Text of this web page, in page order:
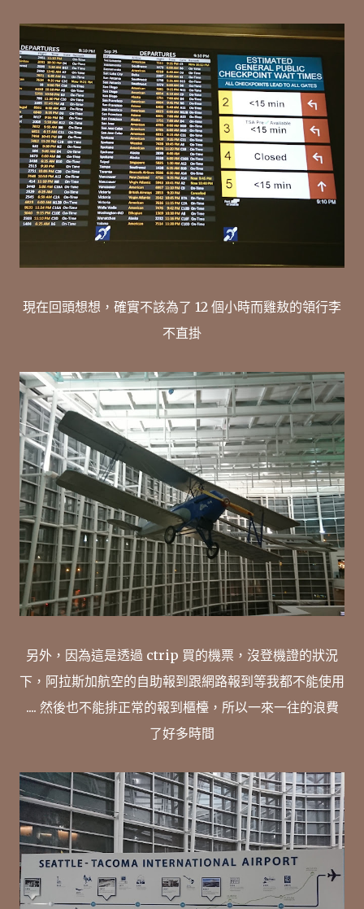
現在回頭想想，確實不該為了 12 個小時而雞敖的領行李
不直掛
另外，因為這是透過 ctrip 買的機票，沒登機證的狀況
下，阿拉斯加航空的自助報到跟網路報到等我都不能使用
.... 然後也不能排正常的報到櫃檯，所以一來一往的浪費
了好多時間